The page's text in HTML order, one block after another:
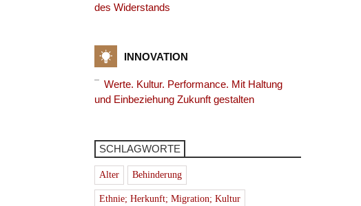
des Widerstands
INNOVATION
Werte. Kultur. Performance. Mit Haltung
und Einbeziehung Zukunft gestalten
SCHLAGWORTE
Alter Behinderung
Ethnie; Herkunft; Migration; Kultur